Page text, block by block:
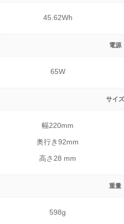
45.62Wh
電源
65W
サイズ
幅220mm
奥行き92mm
高さ28 mm
重量
598g